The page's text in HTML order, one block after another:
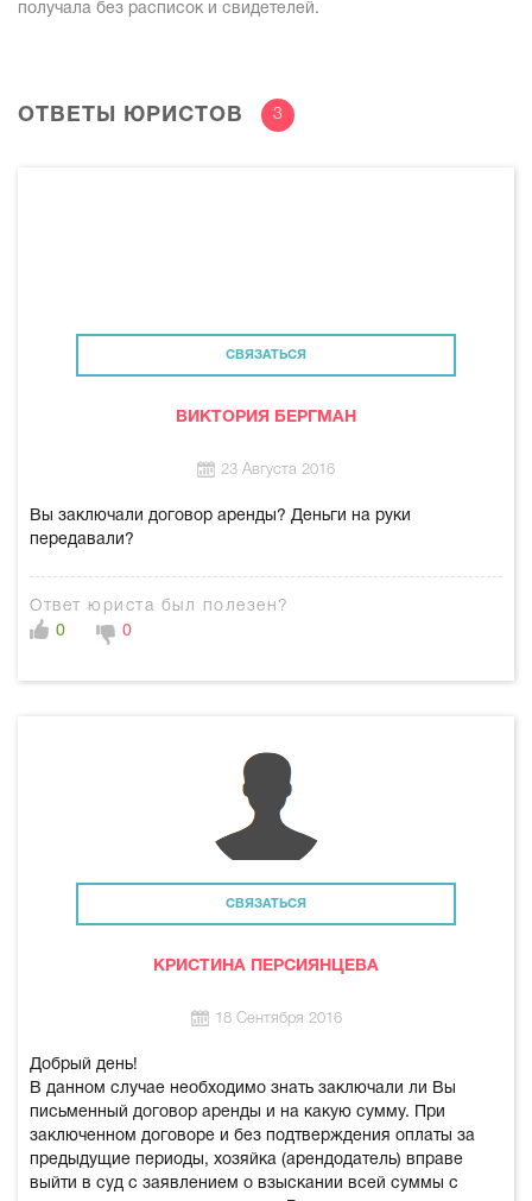
получала без расписок и свидетелей.
ОТВЕТЫ ЮРИСТОВ 3
СВЯЗАТЬСЯ
ВИКТОРИЯ БЕРГМАН
23 Августа 2016
Вы заключали договор аренды? Деньги на руки
передавали?
Ответ юриста был полезен?
0
0
СВЯЗАТЬСЯ
КРИСТИНА ПЕРСИЯНЦЕВА
18 Сентября 2016
Добрый день!
В данном случае необходимо знать заключали ли Вы
письменный договор аренды и на какую сумму. При
заключенном договоре и без подтверждения оплаты за
предыдущие периоды, хозяйка (арендодатель) вправе
выйти в суд с заявлением о взыскании всей суммы с